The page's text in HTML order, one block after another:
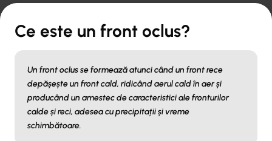
Ce este un front oclus?
Un front oclus se formează atunci când un front rece
depășește un front cald, ridicând aerul cald în aer și
producând un amestec de caracteristici ale fronturilor
calde și reci, adesea cu precipitații și vreme
schimbătoare.